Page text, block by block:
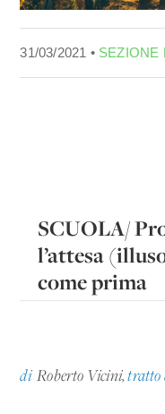
31/03/2021 • SEZIONE
SCUOLA/
l’attesa
come prima
diRoberto Vicini, tratto